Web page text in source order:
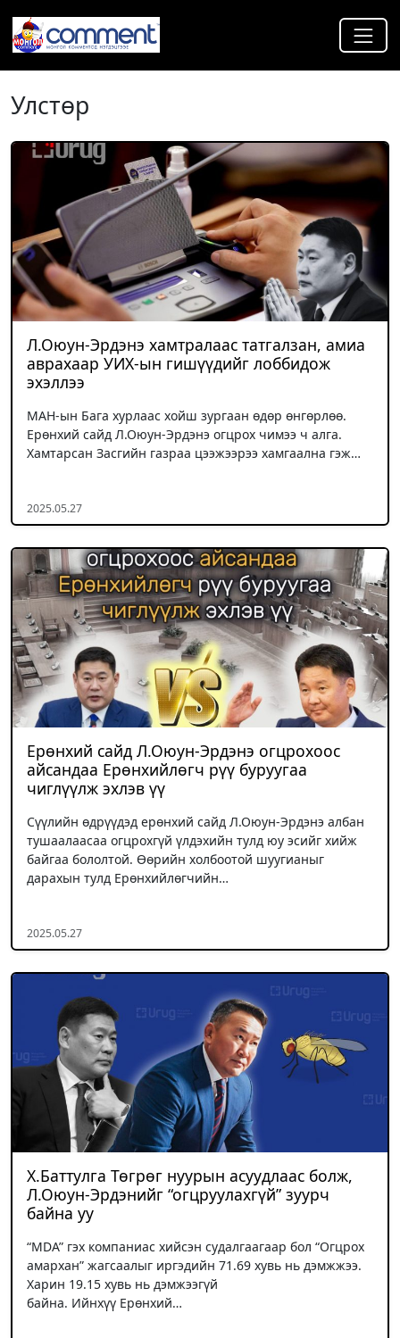
Улстөр
Л.Оюун-Эрдэнэ хамтралаас татгалзан, амиа
аврахаар УИХ-ын гишүүдийг лоббидож
эхэллээ
МАН-ын Бага хурлаас хойш зургаан өдөр өнгөрлөө.
Ерөнхий сайд Л.Оюун-Эрдэнэ огцрох чимээ ч алга.
Хамтарсан Засгийн газраа цээжээрээ хамгаална гэж…
2025.05.27
Ерөнхий сайд Л.Оюун-Эрдэнэ огцрохоос
айсандаа Ерөнхийлөгч рүү буруугаа
чиглүүлж эхлэв үү
Сүүлийн өдрүүдэд ерөнхий сайд Л.Оюун-Эрдэнэ албан
тушаалаасаа огцрохгүй үлдэхийн тулд юу эсийг хийж
байгаа бололтой. Өөрийн холбоотой шуугианыг
дарахын тулд Ерөнхийлөгчийн…
2025.05.27
Х.Баттулга Төгрөг нуурын асуудлаас болж,
Л.Оюун-Эрдэнийг “огцруулахгүй” зуурч
байна уу
“MDA” гэх компаниас хийсэн судалгаагаар бол “Огцрох
амархан” жагсаалыг иргэдийн 71.69 хувь нь дэмжжээ.
Харин 19.15 хувь нь дэмжээгүй
байна. Ийнхүү Ерөнхий…